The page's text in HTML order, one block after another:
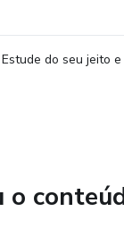
Estude do seu jeito
o